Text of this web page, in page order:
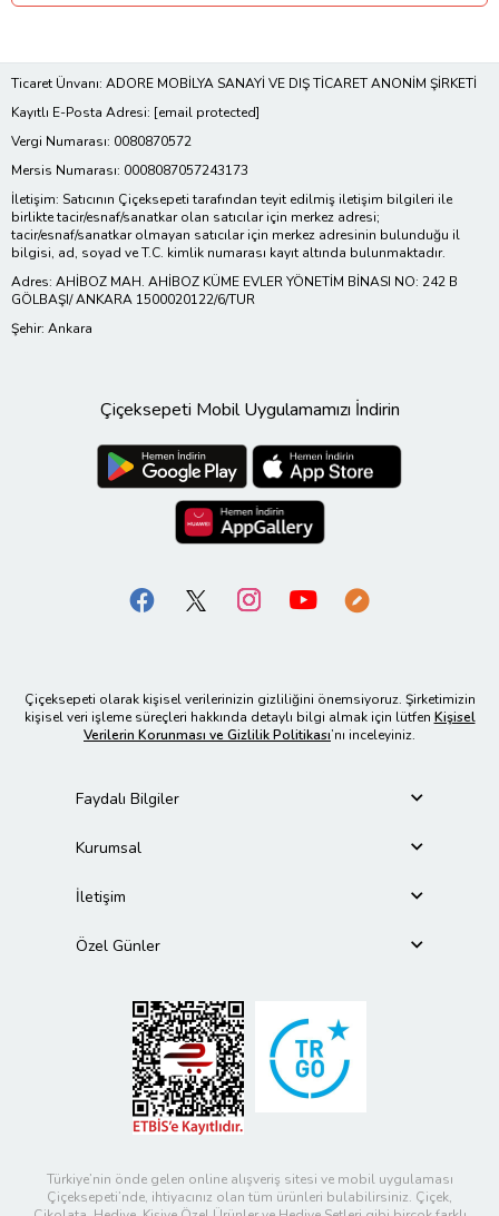
Ticaret Ünvanı: ADORE MOBİLYA SANAYİ VE DIŞ TİCARET ANONİM ŞİRKETİ
Kayıtlı E-Posta Adresi: [email protected]
Vergi Numarası: 0080870572
Mersis Numarası: 0008087057243173
İletişim: Satıcının Çiçeksepeti tarafından teyit edilmiş iletişim bilgileri ile
birlikte tacir/esnaf/sanatkar olan satıcılar için merkez adresi;
tacir/esnaf/sanatkar olmayan satıcılar için merkez adresinin bulunduğu il
bilgisi, ad, soyad ve T.C. kimlik numarası kayıt altında bulunmaktadır.
Adres: AHİBOZ MAH. AHİBOZ KÜME EVLER YÖNETİM BİNASI NO: 242 B
GÖLBAŞI/ ANKARA 1500020122/6/TUR
Şehir: Ankara
Çiçeksepeti Mobil Uygulamamızı İndirin
Çiçeksepeti olarak kişisel verilerinizin gizliliğini önemsiyoruz. Şirketimizin
kişisel veri işleme süreçleri hakkında detaylı bilgi almak için lütfen Kişisel
Verilerin Korunması ve Gizlilik Politikası’nı inceleyiniz.
Faydalı Bilgiler
Kurumsal
İletişim
Özel Günler
Türkiye’nin önde gelen online alışveriş sitesi ve mobil uygulaması
Çiçeksepeti’nde, ihtiyacınız olan tüm ürünleri bulabilirsiniz. Çiçek,